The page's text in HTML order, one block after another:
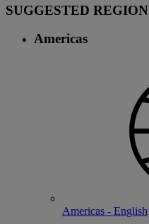
SUGGESTED REGION
Americas
Americas - English